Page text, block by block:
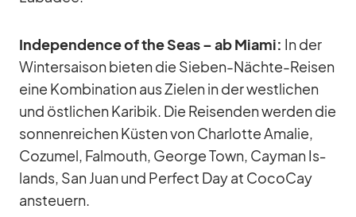
In­de­pen­dence of the Seas – ab Mi­ami: In der
Win­ter­sai­son bie­ten die Sie­ben-Nächte-Rei­sen
eine Kom­bi­na­tion aus Zie­len in der west­li­chen
und öst­li­chen Ka­ri­bik. Die Rei­sen­den wer­den die
son­nen­rei­chen Küs­ten von Char­lotte Ama­lie,
Co­zu­mel, Fal­mouth, Ge­orge Town, Cayman Is­
lands, San Juan und Per­fect Day at Co­co­Cay
an­steu­ern.